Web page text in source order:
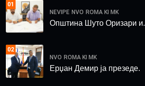
01
NEVIPE NVO ROMA KI MK
Општина Шуто Оризари и.
02
NVO ROMA KI MK
Ерџан Демир ја презеде.